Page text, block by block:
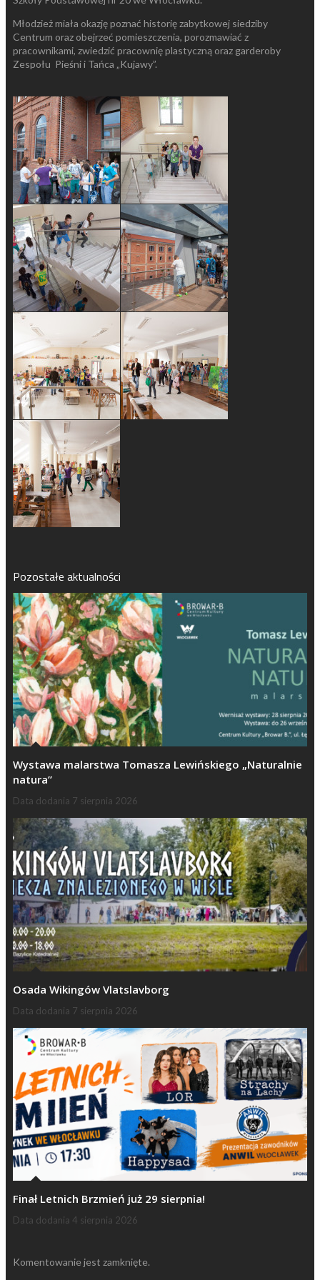
Młodzież miała okazję poznać historię zabytkowej siedziby
Centrum oraz obejrzeć pomieszczenia, porozmawiać z
pracownikami, zwiedzić pracownię plastyczną oraz garderoby
Zespołu Pieśni i Tańca „Kujawy”.
Pozostałe aktualności
Wystawa malarstwa Tomasza Lewińskiego „Naturalnie
natura”
Data dodania 7 sierpnia 2026
Osada Wikingów Vlatslavborg
Data dodania 7 sierpnia 2026
Finał Letnich Brzmień już 29 sierpnia!
Data dodania 4 sierpnia 2026
Komentowanie jest zamknięte.